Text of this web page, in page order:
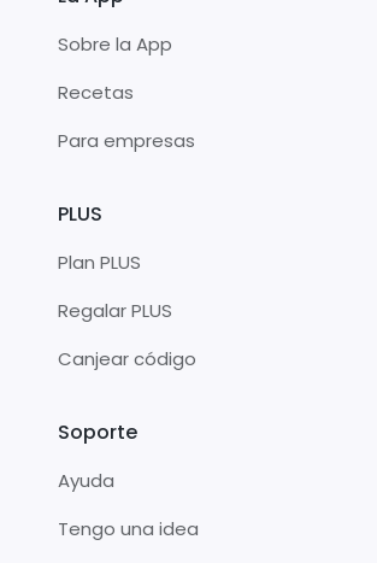
Sobre la App
Recetas
Para empresas
PLUS
Plan PLUS
Regalar PLUS
Canjear código
Soporte
Ayuda
Tengo una idea